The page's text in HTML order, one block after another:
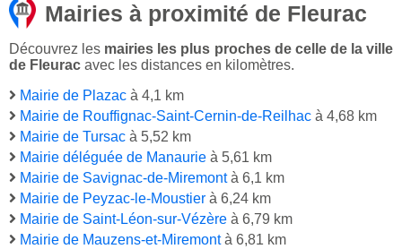
Mairies à proximité de Fleurac
Découvrez les mairies les plus proches de celle de la ville
de Fleurac avec les distances en kilomètres.
Mairie de Plazac à 4,1 km
Mairie de Rouffignac-Saint-Cernin-de-Reilhac à 4,68 km
Mairie de Tursac à 5,52 km
Mairie déléguée de Manaurie à 5,61 km
Mairie de Savignac-de-Miremontà 6,1 km
Mairie de Peyzac-le-Moustier à 6,24 km
Mairie de Saint-Léon-sur-Vézère à 6,79 km
Mairie de Mauzens-et-Miremontà 6,81 km